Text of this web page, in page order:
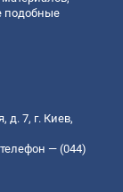
подобные
д. 7, г. Киев,
— (044)